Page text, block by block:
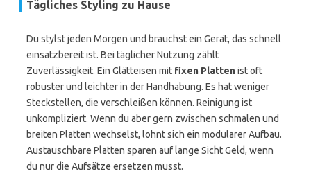
Tägliches Styling zu Hause
Du stylst jeden Morgen und brauchst ein Gerät, das schnell
einsatzbereit ist. Bei täglicher Nutzung zählt
Zuverlässigkeit. Ein Glätteisen mit fixen Plattenist oft
robuster und leichter in der Handhabung. Es hat weniger
Steckstellen, die verschleißen können. Reinigung ist
unkompliziert. Wenn du aber gern zwischen schmalen und
breiten Platten wechselst, lohnt sich ein modularer Aufbau.
Austauschbare Platten sparen auf lange Sicht Geld, wenn
du nur die Aufsätze ersetzen musst.